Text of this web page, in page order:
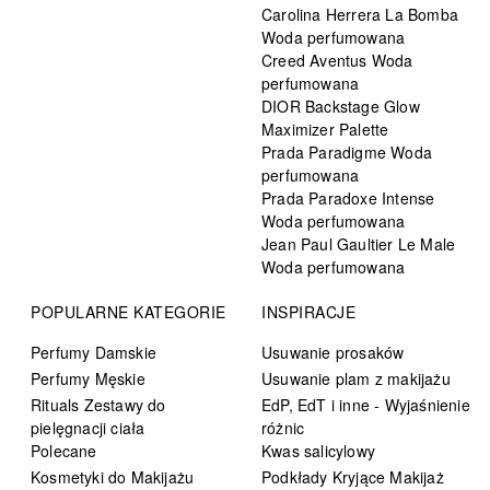
Carolina Herrera La Bomba
Woda perfumowana
Creed Aventus Woda
perfumowana
DIOR Backstage Glow
Maximizer Palette
Prada Paradigme Woda
perfumowana
Prada Paradoxe Intense
Woda perfumowana
Jean Paul Gaultier Le Male
Woda perfumowana
POPULARNE KATEGORIE
Perfumy Damskie
Perfumy Męskie
Rituals Zestawy do
pielęgnacji ciała
Polecane
Kosmetyki do Makijażu
INSPIRACJE
Usuwanie prosaków
Usuwanie plam z makijażu
EdP, EdT i inne - Wyjaśnienie
różnic
Kwas salicylowy
Podkłady Kryjące Makijaż